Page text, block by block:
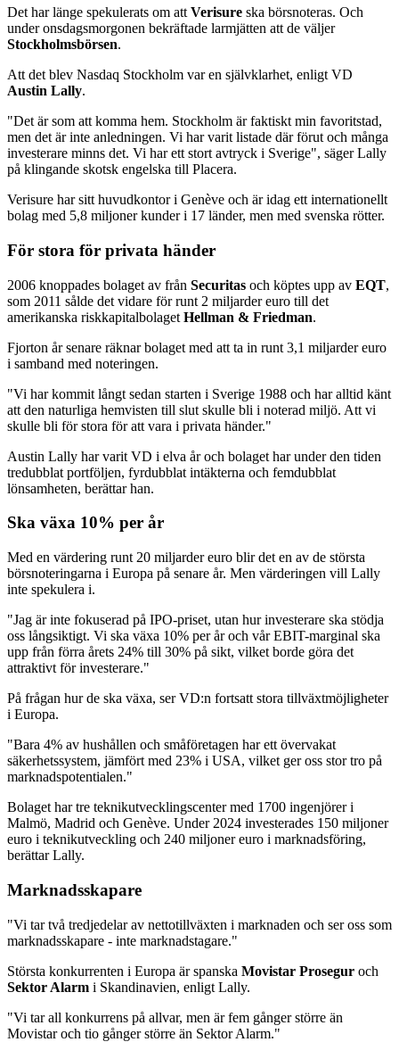
Det har länge spekulerats om att Verisure ska börsnoteras. Och
under onsdagsmorgonen bekräftade larmjätten att de väljer
Stockholmsbörsen.
Att det blev Nasdaq Stockholm var en självklarhet, enligt VD
Austin Lally.
"Det är som att komma hem. Stockholm är faktiskt min favoritstad,
men det är inte anledningen. Vi har varit listade där förut och många
investerare minns det. Vi har ett stort avtryck i Sverige", säger Lally
på klingande skotsk engelska till Placera.
Verisure har sitt huvudkontor i Genève och är idag ett internationellt
bolag med 5,8 miljoner kunder i 17 länder, men med svenska rötter.
För stora för privata händer
2006 knoppades bolaget av från Securitas och köptes upp av EQT,
som 2011 sålde det vidare för runt 2 miljarder euro till det
amerikanska riskkapitalbolaget Hellman & Friedman.
Fjorton år senare räknar bolaget med att ta in runt 3,1 miljarder euro
i samband med noteringen.
"Vi har kommit långt sedan starten i Sverige 1988 och har alltid känt
att den naturliga hemvisten till slut skulle bli i noterad miljö. Att vi
skulle bli för stora för att vara i privata händer."
Austin Lally har varit VD i elva år och bolaget har under den tiden
tredubblat portföljen, fyrdubblat intäkterna och femdubblat
lönsamheten, berättar han.
Ska växa 10% per år
Med en värdering runt 20 miljarder euro blir det en av de största
börsnoteringarna i Europa på senare år. Men värderingen vill Lally
inte spekulera i.
"Jag är inte fokuserad på IPO-priset, utan hur investerare ska stödja
oss långsiktigt. Vi ska växa 10% per år och vår EBIT-marginal ska
upp från förra årets 24% till 30% på sikt, vilket borde göra det
attraktivt för investerare."
På frågan hur de ska växa, ser VD:n fortsatt stora tillväxtmöjligheter
i Europa.
"Bara 4% av hushållen och småföretagen har ett övervakat
säkerhetssystem, jämfört med 23% i USA, vilket ger oss stor tro på
marknadspotentialen."
Bolaget har tre teknikutvecklingscenter med 1700 ingenjörer i
Malmö, Madrid och Genève. Under 2024 investerades 150 miljoner
euro i teknikutveckling och 240 miljoner euro i marknadsföring,
berättar Lally.
Marknadsskapare
"Vi tar två tredjedelar av nettotillväxten i marknaden och ser oss som
marknadsskapare - inte marknadstagare."
Största konkurrenten i Europa är spanska Movistar Prosegur och
Sektor Alarm i Skandinavien, enligt Lally.
"Vi tar all konkurrens på allvar, men är fem gånger större än
Movistar och tio gånger större än Sektor Alarm."